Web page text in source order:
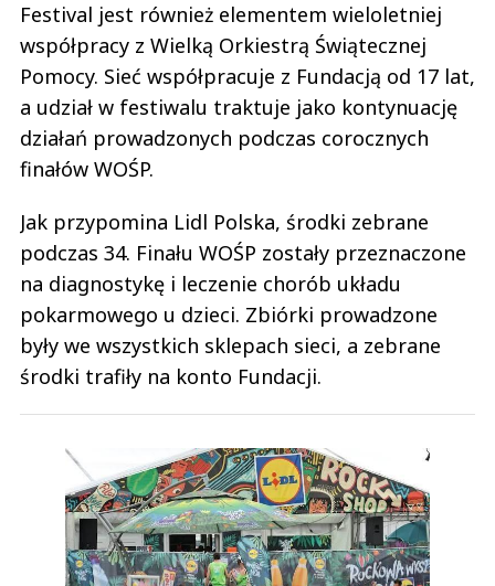
Festival jest również elementem wieloletniej
współpracy z Wielką Orkiestrą Świątecznej
Pomocy. Sieć współpracuje z Fundacją od 17 lat,
a udział w festiwalu traktuje jako kontynuację
działań prowadzonych podczas corocznych
finałów WOŚP.
Jak przypomina Lidl Polska, środki zebrane
podczas 34. Finału WOŚP zostały przeznaczone
na diagnostykę i leczenie chorób układu
pokarmowego u dzieci. Zbiórki prowadzone
były we wszystkich sklepach sieci, a zebrane
środki trafiły na konto Fundacji.